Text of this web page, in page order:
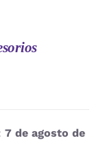
7 de agosto de